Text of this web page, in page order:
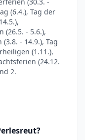
(6.4.), Tag der
(26.5. - 5.6.),
- 14.9.), Tag
(1.11.),
(24.12.
2.